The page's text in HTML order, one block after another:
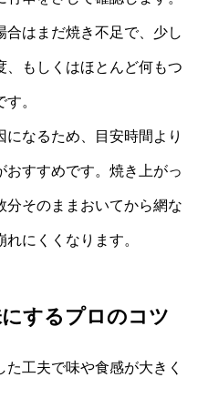
はまだ焼き不足で、少し
、もしくはほとんど何もつ
。
なるため、目安時間より
すすめです。焼き上がっ
分そのままおいてから網な
にくくなります。
するプロのコツ
工夫で味や食感が大きく